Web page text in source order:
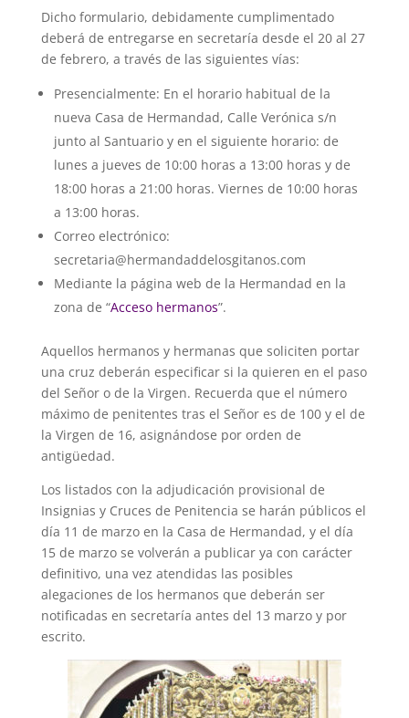
Dicho formulario, debidamente cumplimentado
deberá de entregarse en secretaría desde el 20 al 27
de febrero, a través de las siguientes vías:
Presencialmente: En el horario habitual de la
nueva Casa de Hermandad, Calle Verónica s/n
junto al Santuario y en el siguiente horario: de
lunes a jueves de 10:00 horas a 13:00 horas y de
18:00 horas a 21:00 horas. Viernes de 10:00 horas
a 13:00 horas.
Correo electrónico:
secretaria@hermandaddelosgitanos.com
Mediante la página web de la Hermandad en la
zona de “Acceso hermanos”.
Aquellos hermanos y hermanas que soliciten portar
una cruz deberán especificar si la quieren en el paso
del Señor o de la Virgen. Recuerda que el número
máximo de penitentes tras el Señor es de 100 y el de
la Virgen de 16, asignándose por orden de
antigüedad.
Los listados con la adjudicación provisional de
Insignias y Cruces de Penitencia se harán públicos el
día 11 de marzo en la Casa de Hermandad, y el día
15 de marzo se volverán a publicar ya con carácter
definitivo, una vez atendidas las posibles
alegaciones de los hermanos que deberán ser
notificadas en secretaría antes del 13 marzo y por
escrito.